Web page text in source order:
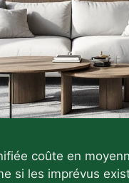
coûte en
si les imprévus